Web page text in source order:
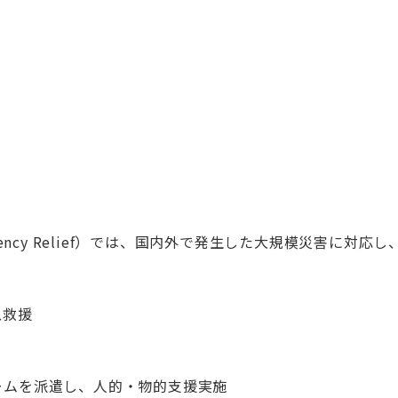
Relief）では、国内外で発生した大規模災害に対応し
援
を派遣し、人的・物的支援実施